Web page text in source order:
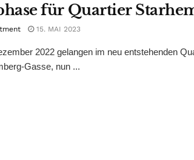
für Quartier
15. MAI 2023
2022 gelangen im neu entstehenden
Gasse, nun ...